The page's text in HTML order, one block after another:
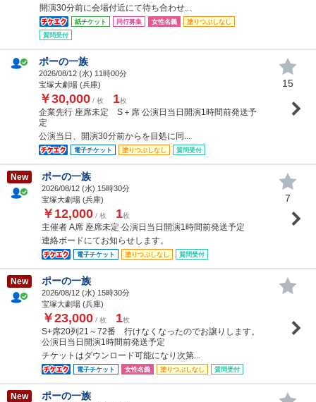
開演30分前に会場付近にて待ち合わせ...
紙チケット 同行募集 女性名義
塗りつぶしなし
質問受付
ポーの一族
2026/08/12 (水) 11時00分
宝塚大劇場 (兵庫)
￥30,000 / 枚 1枚
企業先行 座席未定 S＋席 公演日当日開演1時間前発送予
定
公演当日、開演30分前からを目処に同...
電子チケット 塗りつぶしなし 質問受付
15
New ポーの一族
2026/08/12 (水) 15時30分
宝塚大劇場 (兵庫)
￥12,000 / 枚 1枚
主催者 A席 座席未定 公演日当日開演1時間前発送予定
連絡ボードにてお知らせします。
電子チケット 塗りつぶしなし 質問受付
7
New ポーの一族
2026/08/12 (水) 15時30分
宝塚大劇場 (兵庫)
￥23,000 / 枚 1枚
S+席20列21～72番 行けなくなったのでお譲りします。
公演日当日開演1時間前発送予定
チケットはダウンロード可能になり次第...
電子チケット 女性名義 塗りつぶしなし 質問受付
New ポーの一族